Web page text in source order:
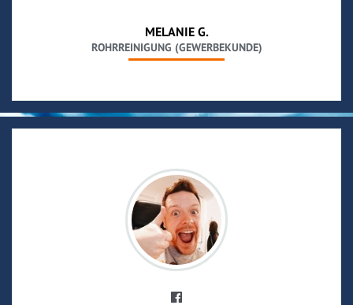
MELANIE G.
ROHRREINIGUNG (GEWERBEKUNDE)